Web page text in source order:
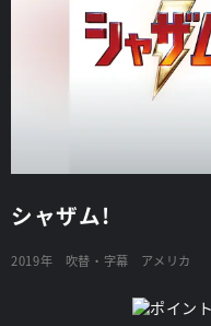
シャザム!
2019年 吹替・字幕 アメリカ